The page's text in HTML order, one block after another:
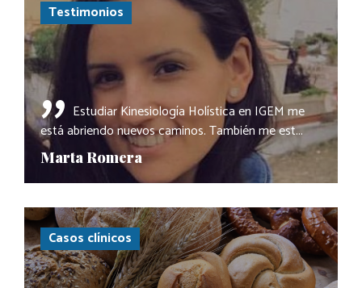
Testimonios
" Estudiar Kinesiología Holística en IGEM me
está abriendo nuevos caminos. También me est...
Marta Romera
Casos clínicos